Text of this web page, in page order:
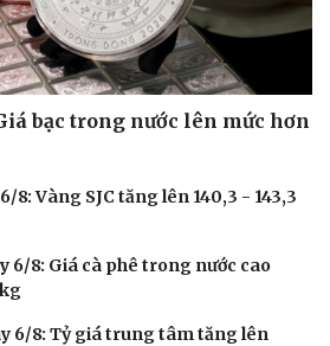
bạc trong nước lên mức hơn
8: Vàng SJC tăng lên 140,3 - 143,3
6/8: Giá cà phê trong nước cao
6/8: Tỷ giá trung tâm tăng lên